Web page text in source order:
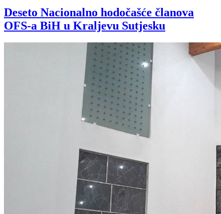
Deseto Nacionalno hodočašće članova
OFS-a BiH u Kraljevu Sutjesku